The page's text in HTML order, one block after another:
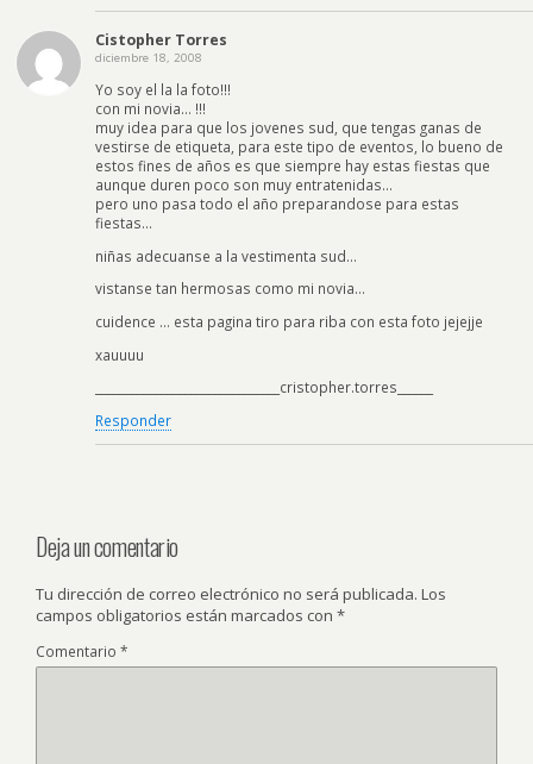
Cistopher Torres
diciembre 18, 2008
Yo soy el la la foto!!!
con mi novia… !!!
muy idea para que los jovenes sud, que tengas ganas de
vestirse de etiqueta, para este tipo de eventos, lo bueno de
estos fines de años es que siempre hay estas fiestas que
aunque duren poco son muy entratenidas…
pero uno pasa todo el año preparandose para estas
fiestas…
niñas adecuanse a la vestimenta sud…
vistanse tan hermosas como mi novia…
cuidence … esta pagina tiro para riba con esta foto jejejje
xauuuu
_______________________________cristopher.torres______
Responder
Deja un comentario
Tu dirección de correo electrónico no será publicada. Los
campos obligatorios están marcados con *
Comentario *